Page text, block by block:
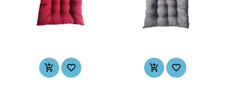
   